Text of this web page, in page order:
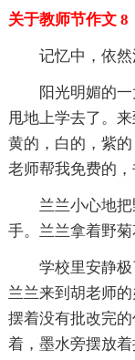
关于教师节作文 8
记忆中，依然
阳光明媚的一
甩地上学去了。
黄的，白的，紫
老师帮我免费的
兰兰小心地把
手。兰兰拿着野菊
学校里安静极了
兰兰来到胡老师
摆着没有批改完
着，墨水旁摆放